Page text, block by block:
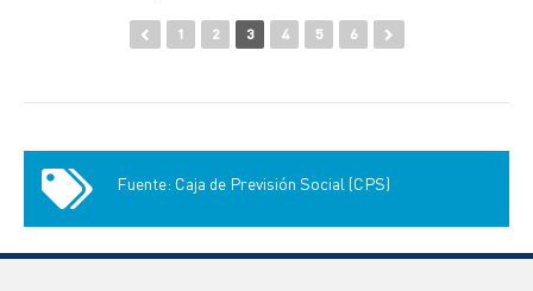
1 2 3 4 5 6
Fuente: Caja de Previsión Social (CPS)